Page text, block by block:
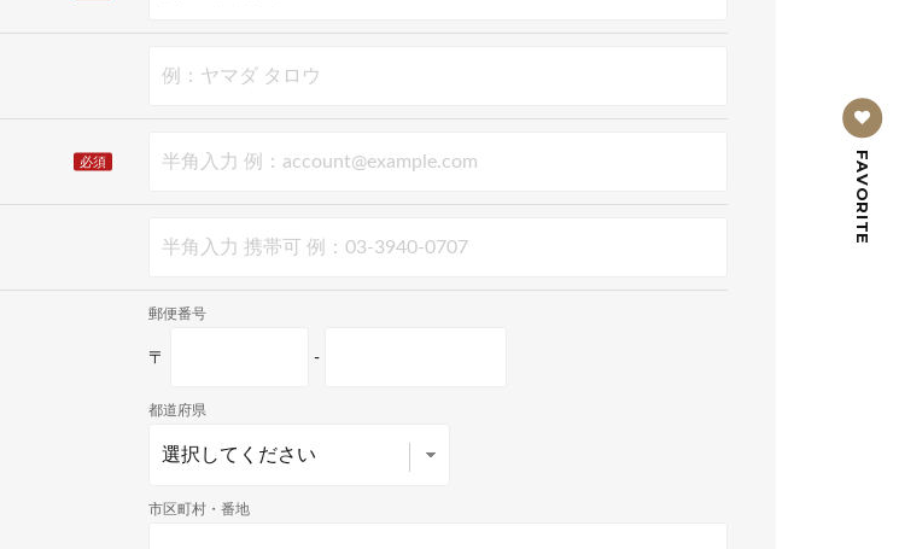
FAVORITE
必須
郵便番号
〒 -
都道府県
市区町村・番地